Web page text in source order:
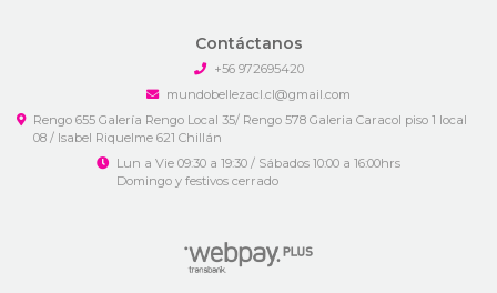
Contáctanos
+56 972695420
mundobellezacl.cl@gmail.com
Rengo 655 Galería Rengo Local 35/ Rengo 578 Galeria Caracol piso 1 local
08 / Isabel Riquelme 621 Chillán
Lun a Vie 09:30 a 19:30 / Sábados 10:00 a 16:00hrs
Domingo y festivos cerrado